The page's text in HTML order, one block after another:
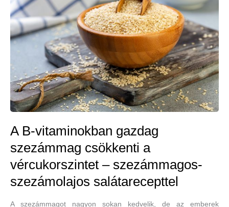
A B-vitaminokban gazdag
szezámmag csökkenti a
vércukorszintet – szezámmagos-
szezámolajos salátarecepttel
A szezámmagot nagyon sokan kedvelik, de az emberek